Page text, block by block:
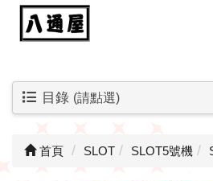
目錄 (請點選)
首頁 SLOT SLOT5號機